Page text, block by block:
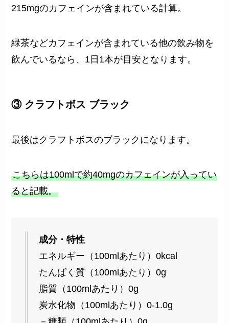
215mgのカフェインが含まれている計算。
緑茶などカフェインが含まれている他の飲み物を
飲んでいるなら、1日1本が目安となります。
③ クラフトボス ブラック
最後はクラフトボスのブラックになります。
こちらは100mlで約40mgのカフェインが入ってい
ると記載。
成分・特性
エネルギー（100mlあたり）0kcal
たんぱく質（100mlあたり）0g
脂質（100mlあたり）0g
炭水化物（100mlあたり）0-1.0g